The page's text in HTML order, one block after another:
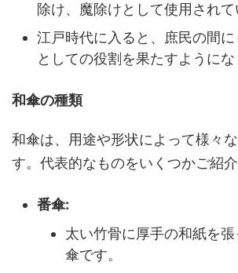
除け、魔除けとして使用されて
江戸時代に入ると、庶民の間
としての役割を果たすようにな
和傘の種類
和傘は、用途や形状によって様々
す。代表的なものをいくつかご紹介
番傘:
太い竹骨に厚手の和紙を
傘です。